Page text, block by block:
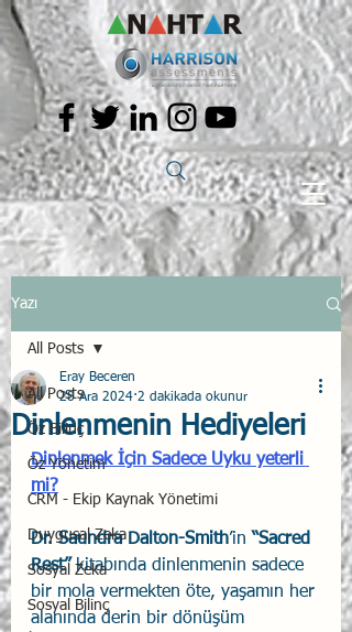
Yazı
All Posts
Öz Bilinç
Öz Yönetim
CRM - Ekip Kaynak Yönetimi
Duygusal Zeka
Sosyal Zeka
Sosyal Bilinç
All Posts
Dinlenmenin Hediyeleri
Eray Beceren
28 Ara 2024 2 dakikada okunur
Dinlenmek İçin Sadece Uyku yeterli
mi?
Dr. Saundra Dalton-Smith’in “Sacred
Rest” kitabında dinlenmenin sadece
bir mola vermekten öte, yaşamın her
alanında derin bir dönüşüm